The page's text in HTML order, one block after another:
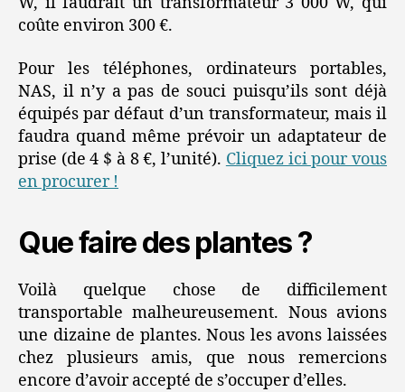
coûte environ 300 €.
Pour les téléphones, ordinateurs portables,
NAS, il n’y a pas de souci puisqu’ils sont déjà
équipés par défaut d’un transformateur, mais il
faudra quand même prévoir un adaptateur de
prise (de 4 $ à 8 €, l’unité). Cliquez ici pour vous
en procurer !
Que faire des plantes ?
Voilà quelque chose de difficilement
transportable malheureusement. Nous avions
une dizaine de plantes. Nous les avons laissées
chez plusieurs amis, que nous remercions
encore d’avoir accepté de s’occuper d’elles.